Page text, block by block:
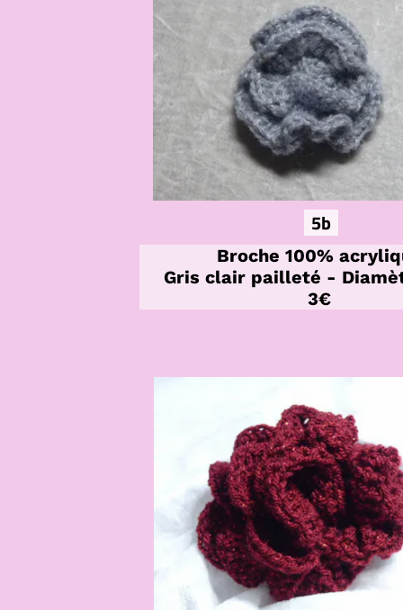
5b
Broche 100%
Gris clair pailleté -
3€